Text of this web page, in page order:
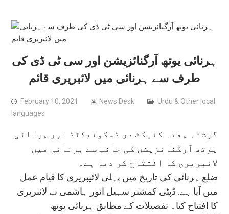
ہرنائی یوتھ آرگنائزیشن اور سی ٹی ڈی کی
طرف سے ہرنائی میں لائبریری قائم
February 10, 2021 News Desk
Urdu & Other local
languages
گزشتہ ہفتہ کنیکٹ دی ڈسکونیکٹڈ اور ہرنائی
یوتھ آرگنائزیشن کی جانب سے ہرنائی میں
لائبریری کا افتتاح کر دیا ہے۔
ضلع ہرنائی کی تاریخ میں پہلی لائیبریری کا قیام عمل
میں آیا ہے. ڈپٹی کمشنر سہیل انور ہاشمی نے لائبریری
کا افتتاح کیا۔ تفصیلات کے مطابق ہرنائی یوتھ